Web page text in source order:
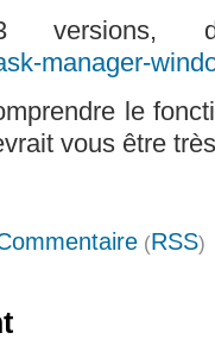
manager-
le
vous être
(RSS